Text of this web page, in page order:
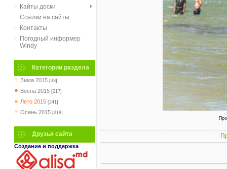
Кайты доски
Ссылки на сайты
Контакты
Погодный информер
Windy
Категории раздела
Зима 2015 [33]
Весна 2015 [217]
Лето 2015 [241]
Осень 2015 [218]
Друзья сайта
Создание и поддержка